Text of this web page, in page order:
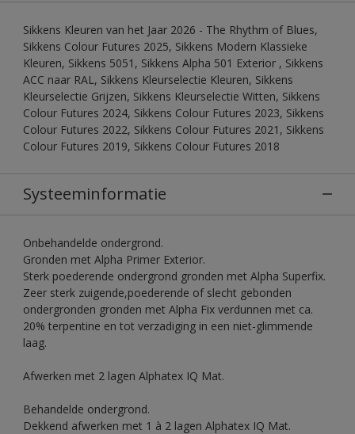
Sikkens Kleuren van het Jaar 2026 - The Rhythm of Blues,
Sikkens Colour Futures 2025, Sikkens Modern Klassieke
Kleuren, Sikkens 5051, Sikkens Alpha 501 Exterior , Sikkens
ACC naar RAL, Sikkens Kleurselectie Kleuren, Sikkens
Kleurselectie Grijzen, Sikkens Kleurselectie Witten, Sikkens
Colour Futures 2024, Sikkens Colour Futures 2023, Sikkens
Colour Futures 2022, Sikkens Colour Futures 2021, Sikkens
Colour Futures 2019, Sikkens Colour Futures 2018
Systeeminformatie
Onbehandelde ondergrond.
Gronden met Alpha Primer Exterior.
Sterk poederende ondergrond gronden met Alpha Superfix.
Zeer sterk zuigende,poederende of slecht gebonden
ondergronden gronden met Alpha Fix verdunnen met ca.
20% terpentine en tot verzadiging in een niet-glimmende
laag.
Afwerken met 2 lagen Alphatex IQ Mat.
Behandelde ondergrond.
Dekkend afwerken met 1 à 2 lagen Alphatex IQ Mat.